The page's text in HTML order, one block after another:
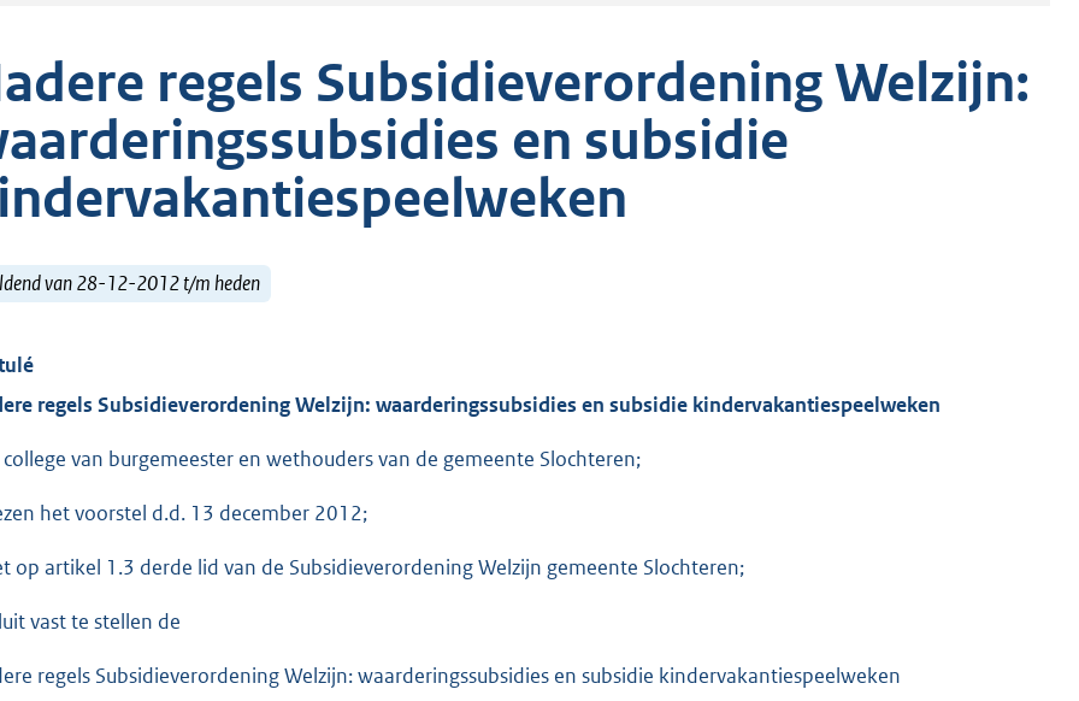
regels Subsidieverordening Welzijn:
en subsidie
van 28-12-2012 t/m heden
regels Subsidieverordening Welzijn: waarderingssubsidies en subsidie kindervakantiespeelweken
van burgemeester en wethouders van de gemeente Slochteren;
het voorstel d.d. 13 december 2012;
op artikel 1.3 derde lid van de Subsidieverordening Welzijn gemeente Slochteren;
vast te stellen de
regels Subsidieverordening Welzijn: waarderingssubsidies en subsidie kindervakantiespeelweken